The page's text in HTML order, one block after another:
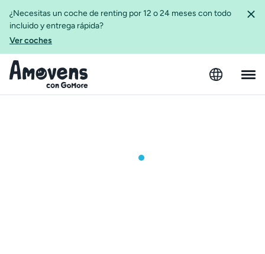
¿Necesitas un coche de renting por 12 o 24 meses con todo
incluido y entrega rápida?
Ver coches